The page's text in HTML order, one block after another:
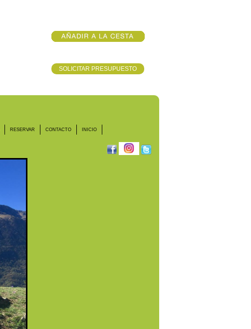
SOLICITAR PRESUPUESTO
RESERVAR CONTACTO INICIO